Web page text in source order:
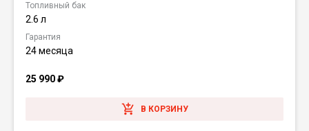
Топливный бак
2.6 л
Гарантия
24 месяца
25 990₽
В КОРЗИНУ